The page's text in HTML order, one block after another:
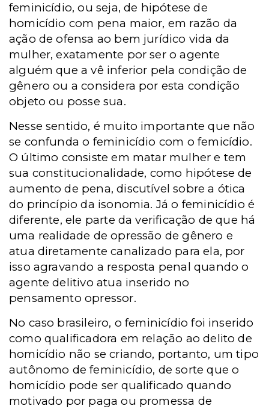
feminicídio, ou seja, de hipótese de
homicídio com pena maior, em razão da
ação de ofensa ao bem jurídico vida da
mulher, exatamente por ser o agente
alguém que a vê inferior pela condição de
gênero ou a considera por esta condição
objeto ou posse sua.
Nesse sentido, é muito importante que não
se confunda o feminicídio com o femicídio.
O último consiste em matar mulher e tem
sua constitucionalidade, como hipótese de
aumento de pena, discutível sobre a ótica
do princípio da isonomia. Já o feminicídio é
diferente, ele parte da verificação de que há
uma realidade de opressão de gênero e
atua diretamente canalizado para ela, por
isso agravando a resposta penal quando o
agente delitivo atua inserido no
pensamento opressor.
No caso brasileiro, o feminicídio foi inserido
como qualificadora em relação ao delito de
homicídio não se criando, portanto, um tipo
autônomo de feminicídio, de sorte que o
homicídio pode ser qualificado quando
motivado por paga ou promessa de